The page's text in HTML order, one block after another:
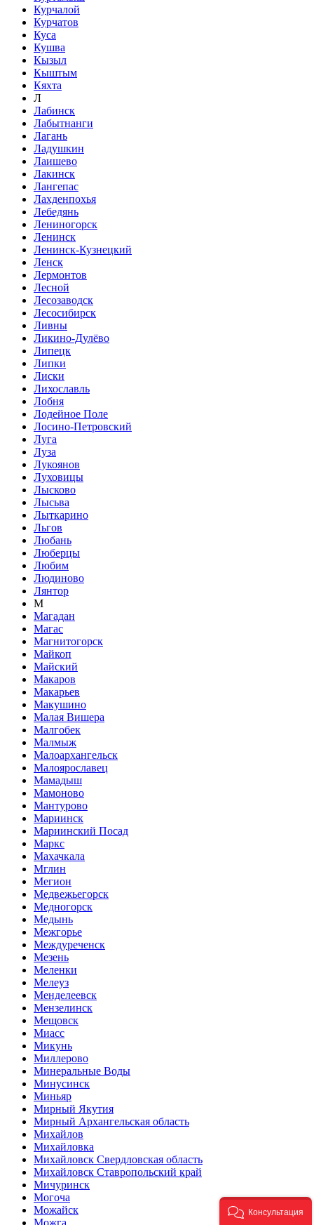
Курчалой
Курчатов
Куса
Кушва
Кызыл
Кыштым
Кяхта
Л
Лабинск
Лабытнанги
Лагань
Ладушкин
Лаишево
Лакинск
Лангепас
Лахденпохья
Лебедянь
Лениногорск
Ленинск
Ленинск-Кузнецкий
Ленск
Лермонтов
Лесной
Лесозаводск
Лесосибирск
Ливны
Ликино-Дулёво
Липецк
Липки
Лиски
Лихославль
Лобня
Лодейное Поле
Лосино-Петровский
Луга
Луза
Лукоянов
Луховицы
Лысково
Лысьва
Лыткарино
Льгов
Любань
Люберцы
Любим
Людиново
Лянтор
М
Магадан
Магас
Магнитогорск
Майкоп
Майский
Макаров
Макарьев
Макушино
Малая Вишера
Малгобек
Малмыж
Малоархангельск
Малоярославец
Мамадыш
Мамоново
Мантурово
Мариинск
Мариинский Посад
Маркс
Махачкала
Мглин
Мегион
Медвежьегорск
Медногорск
Медынь
Межгорье
Междуреченск
Мезень
Меленки
Мелеуз
Менделеевск
Мензелинск
Мещовск
Миасс
Микунь
Миллерово
Минеральные Воды
Минусинск
Миньяр
Мирный Якутия
Мирный Архангельская область
Михайлов
Михайловка
Михайловск Свердловская область
Михайловск Ставропольский край
Мичуринск
Могоча
Можайск
Можга
Консультация